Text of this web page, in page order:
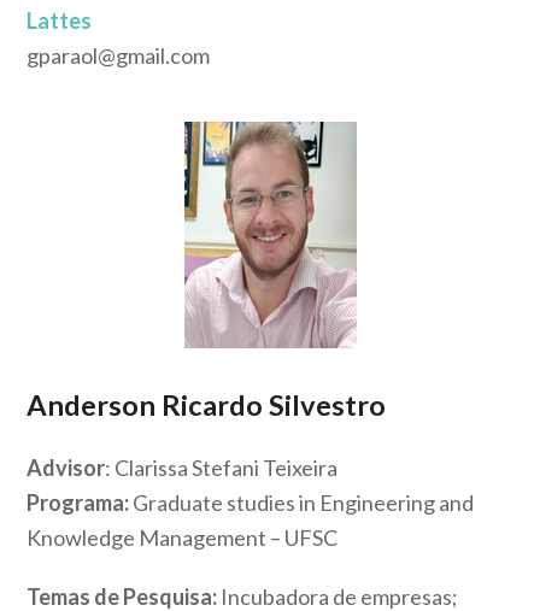
Lattes
gparaol@gmail.com
Anderson Ricardo Silvestro
Advisor: Clarissa Stefani Teixeira
Programa:Graduate studies in Engineering and
Knowledge Management – UFSC
Temas de Pesquisa: Incubadora de empresas;